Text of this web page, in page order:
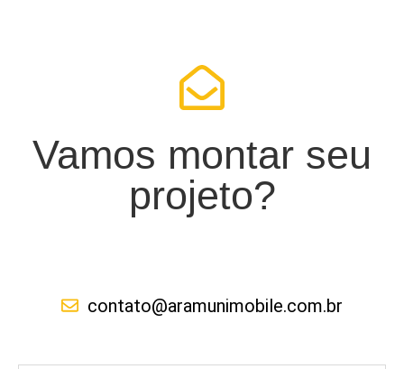
Vamos montar seu
projeto?
contato@aramunimobile.com.br